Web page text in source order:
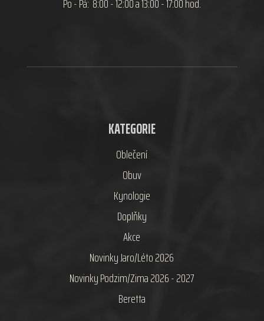
KATEGORIE
Oblečení
Obuv
Kynologie
Doplňky
Akce
Novinky Jaro/Léto 2026
Novinky Podzim/Zima 2026 - 2027
Beretta